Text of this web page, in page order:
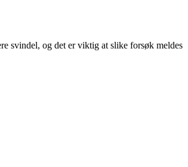
svindel, og det er viktig at slike forsøk meldes